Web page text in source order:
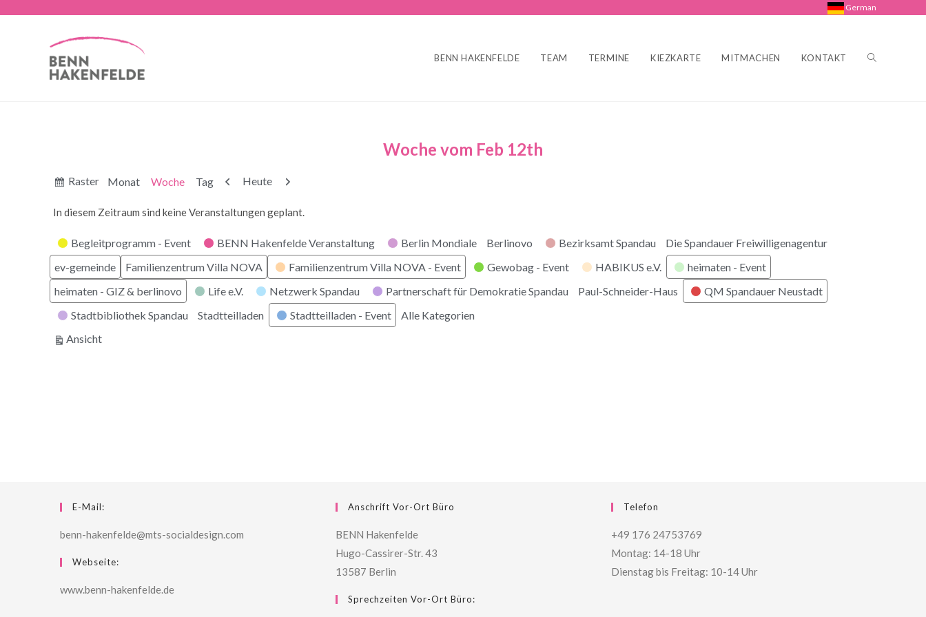
German
BENN HAKENFELDE TEAM TERMINE KIEZKARTE MITMACHEN KONTAKT
Woche vom Feb 12th
Anzeigen
Raster Monat Woche Tag Zurück
Heute Weiter
In diesem Zeitraum sind keine Veranstaltungen geplant.
Kategorien
Begleitprogramm - Event BENN Hakenfelde Veranstaltung Berlin Mondiale Berlinovo Bezirksamt Spandau
Die Spandauer Freiwilligenagentur
ev-gemeinde
Familienzentrum Villa NOVA Familienzentrum Villa NOVA - Event Gewobag - Event HABIKUS e.V.
heimaten - Event
heimaten - GIZ & berlinovo
Life e.V. Netzwerk Spandau Partnerschaft für Demokratie Spandau Paul-Schneider-Haus
QM Spandauer Neustadt
Stadtbibliothek Spandau
Stadtteilladen Stadtteilladen - Event
Alle Kategorien
Ansichtausdrucken
E-Mail:
benn-hakenfelde@mts-socialdesign.com
Webseite:
www.benn-hakenfelde.de
Anschrift Vor-Ort Büro
BENN Hakenfelde
Hugo-Cassirer-Str. 43
13587 Berlin
Sprechzeiten Vor-Ort Büro:
Telefon
+49 176 24753769
Montag: 14-18 Uhr
Dienstag bis Freitag: 10-14 Uhr